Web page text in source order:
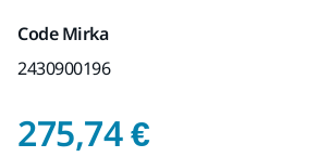
Code Mirka
2430900196
275,74 €Prix de